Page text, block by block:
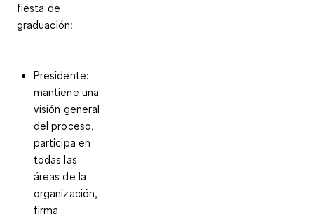
fiesta de
graduación:
Presidente:
mantiene una
visión general
del proceso,
participa en
todas las
áreas de la
organización,
firma